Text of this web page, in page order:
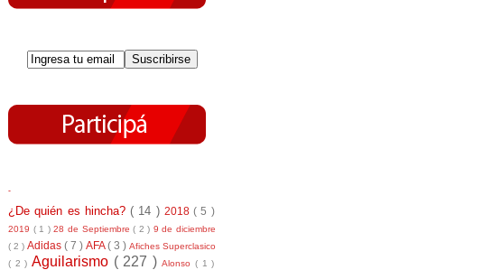
-
¿De quién es hincha?( 14 ) 2018( 5 )
2019 ( 1 )28 de Septiembre( 2 ) 9 de diciembre
( 2 ) Adidas ( 7 ) AFA( 3 ) Afiches Superclasico
( 2 ) Aguilarismo ( 227 )Alonso( 1 )